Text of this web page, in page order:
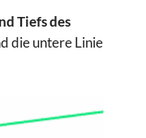
Tiefs des
die untere Linie